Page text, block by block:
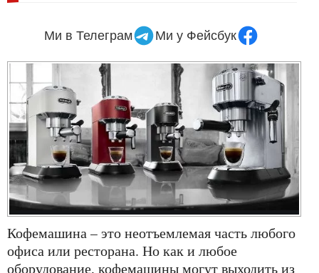
Ми в Телеграм Ми у Фейсбук
Кофемашина – это неотъемлемая часть любого
офиса или ресторана. Но как и любое
оборудование, кофемашины могут выходить из